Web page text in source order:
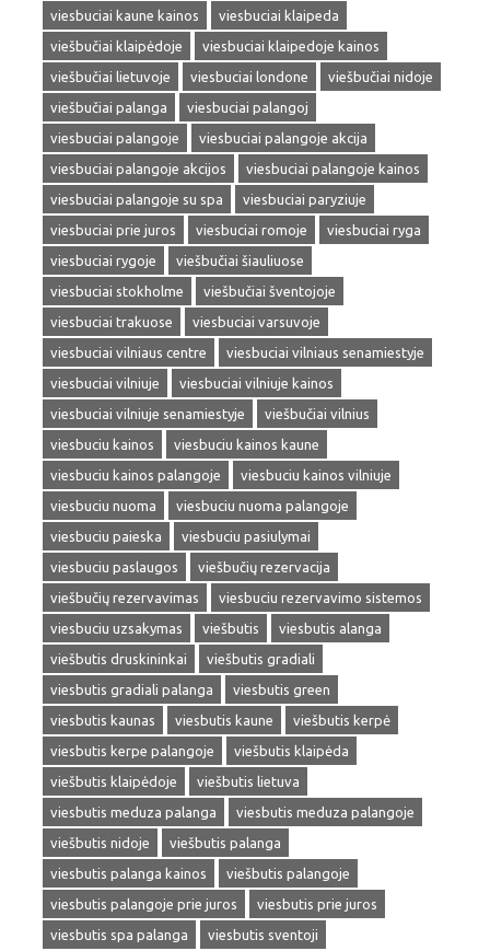
viesbuciai kaune kainos
viesbuciai klaipeda
viešbučiai klaipėdoje
viesbuciai klaipedoje kainos
viešbučiai lietuvoje
viesbuciai londone
viešbučiai nidoje
viešbučiai palanga
viesbuciai palangoj
viesbuciai palangoje
viesbuciai palangoje akcija
viesbuciai palangoje akcijos
viesbuciai palangoje kainos
viesbuciai palangoje su spa
viesbuciai paryziuje
viesbuciai prie juros
viesbuciai romoje
viesbuciai ryga
viesbuciai rygoje
viešbučiai šiauliuose
viesbuciai stokholme
viešbučiai šventojoje
viesbuciai trakuose
viesbuciai varsuvoje
viesbuciai vilniaus centre
viesbuciai vilniaus senamiestyje
viesbuciai vilniuje
viesbuciai vilniuje kainos
viesbuciai vilniuje senamiestyje
viešbučiai vilnius
viesbuciu kainos
viesbuciu kainos kaune
viesbuciu kainos palangoje
viesbuciu kainos vilniuje
viesbuciu nuoma
viesbuciu nuoma palangoje
viesbuciu paieska
viesbuciu pasiulymai
viesbuciu paslaugos
viešbučių rezervacija
viešbučių rezervavimas
viesbuciu rezervavimo sistemos
viesbuciu uzsakymas
viešbutis
viesbutis alanga
viešbutis druskininkai
viešbutis gradiali
viesbutis gradiali palanga
viesbutis green
viesbutis kaunas
viesbutis kaune
viešbutis kerpė
viesbutis kerpe palangoje
viešbutis klaipėda
viešbutis klaipėdoje
viešbutis lietuva
viesbutis meduza palanga
viesbutis meduza palangoje
viešbutis nidoje
viešbutis palanga
viesbutis palanga kainos
viešbutis palangoje
viesbutis palangoje prie juros
viesbutis prie juros
viesbutis spa palanga
viesbutis sventoji